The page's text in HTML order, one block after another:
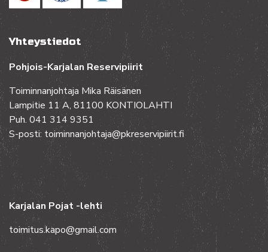
Yhteystiedot
Pohjois-Karjalan Reservipiirit
Toiminnanjohtaja Mika Räisänen
Lampitie 11 A, 81100 KONTIOLAHTI
Puh. 041 314 9351
S-posti: toiminnanjohtaja@pkreservipiirit.fi
Karjalan Pojat -lehti
toimitus.kapo@gmail.com